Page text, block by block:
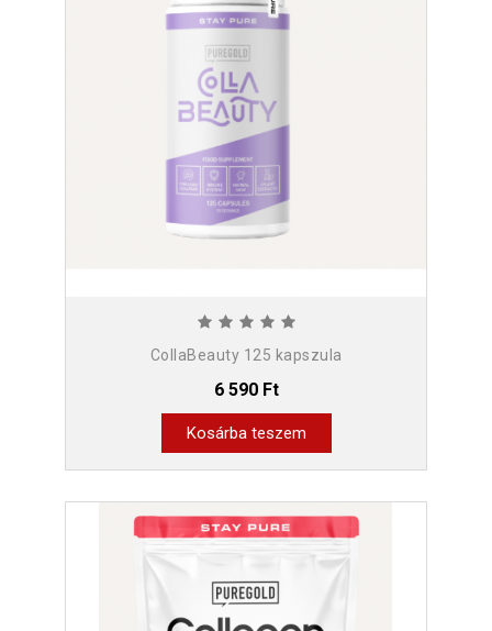
CollaBeauty 125 kapszula
6 590 Ft
Kosárba teszem